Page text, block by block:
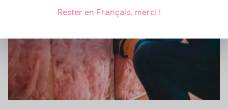
Rester en Français, merci !